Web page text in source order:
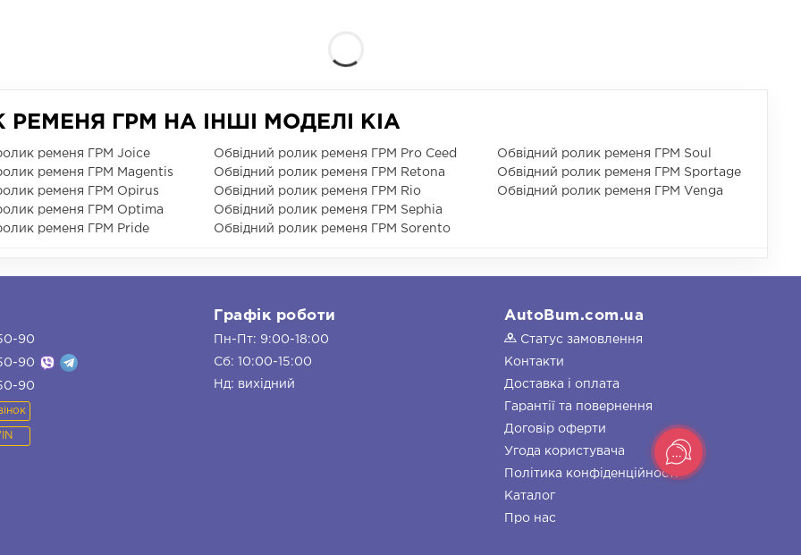
ГРМ НА ІНШІ МОДЕЛІ KIA
ременя ГРМ Joice
ременя ГРМ Magentis
ременя ГРМ Opirus
ременя ГРМ Optima
ременя ГРМ Pride
Обвідний ролик ременя ГРМ Pro Ceed
Обвідний ролик ременя ГРМ Retona
Обвідний ролик ременя ГРМ Rio
Обвідний ролик ременя ГРМ Sephia
Обвідний ролик ременя ГРМ Sorento
Обвідний ролик ременя ГРМ Soul
Обвідний ролик ременя ГРМ Sportage
Обвідний ролик ременя ГРМ Venga
90
90
90
Графік роботи
Пн-Пт: 9:00-18:00
Сб: 10:00-15:00
Нд: вихідний
AutoBum.com.ua
Статус замовлення
Контакти
Доставка і оплата
Гарантії та повернення
Договір оферти
Угода користувача
Політика конфіденційності
Каталог
Про нас